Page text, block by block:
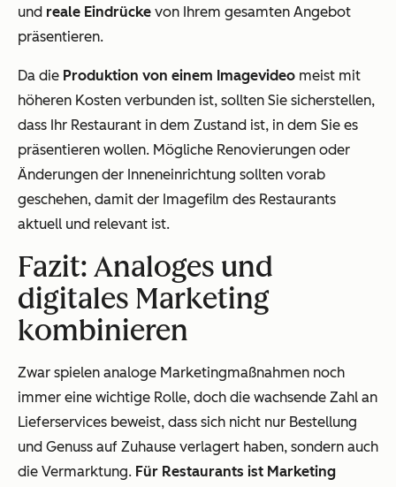
und reale Eindrücke von Ihrem gesamten Angebot
präsentieren.
Da die Produktion von einem Imagevideo meist mit
höheren Kosten verbunden ist, sollten Sie sicherstellen,
dass Ihr Restaurant in dem Zustand ist, in dem Sie es
präsentieren wollen. Mögliche Renovierungen oder
Änderungen der Inneneinrichtung sollten vorab
geschehen, damit der Imagefilm des Restaurants
aktuell und relevant ist.
Fazit: Analoges und
digitales Marketing
kombinieren
Zwar spielen analoge Marketingmaßnahmen noch
immer eine wichtige Rolle, doch die wachsende Zahl an
Lieferservices beweist, dass sich nicht nur Bestellung
und Genuss auf Zuhause verlagert haben, sondern auch
die Vermarktung. Für Restaurants ist Marketing